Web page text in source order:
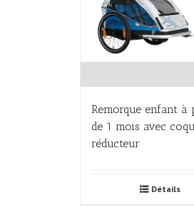
Remorque enfant à
de 1 mois avec
réducteur
Détails